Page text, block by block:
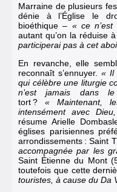
Marraine de plusieurs
dénie à l’Église le
bioéthique – « ce
autant qu’on la réduise
participerai pas à cet
En revanche, elle
reconnaît s’ennuyer. « Il
qui célèbre une liturgie
n’est jamais dans
tort ? « Maintenant,
intensément avec
résume Arielle
églises parisiennes
arrondissements : Saint
accompagnée par les
Saint Étienne du Mont
toutefois que cette
touristes, à cause du Da